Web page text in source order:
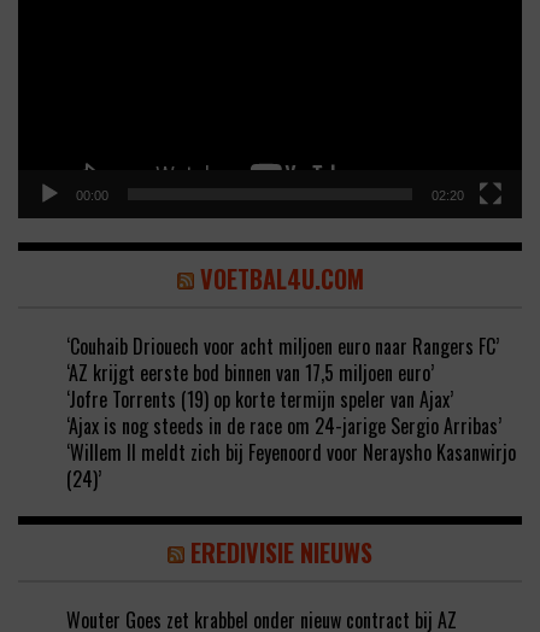
00:00 02:20
VOETBAL4U.COM
‘Couhaib Driouech voor acht miljoen euro naar Rangers FC’
‘AZ krijgt eerste bod binnen van 17,5 miljoen euro’
‘Jofre Torrents (19) op korte termijn speler van Ajax’
‘Ajax is nog steeds in de race om 24-jarige Sergio Arribas’
‘Willem II meldt zich bij Feyenoord voor Neraysho Kasanwirjo
(24)’
EREDIVISIE NIEUWS
Wouter Goes zet krabbel onder nieuw contract bij AZ